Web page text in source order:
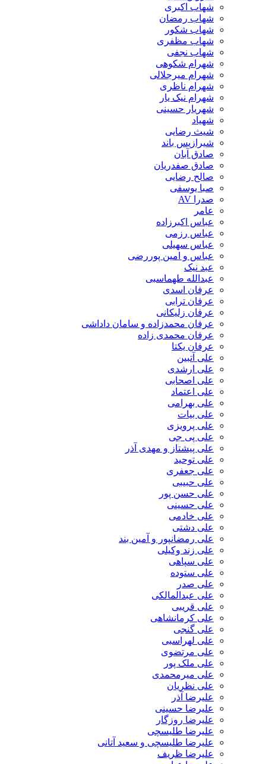
شهاب اکبری
شهاب رمضان
شهاب شکور
شهاب مظفری
شهاب نجفی
شهرام شکوهی
شهرام میرجلالی
شهرام ناظری
شهرام نیک یار
شهریار حسینی
شهیاد
شیث رضایی
شیرازیس باند
صادق آبان
صادق صفدریان
صالح رضایی
صبا یوسفی
صدرا AV
عامر
عباس اکبرزاده
عباس رزمی
عباس سهیلی
عباس و امین پوررضی
عبد نیک
عبدالله طهماسبی‎
عرفان اسدی
عرفان ترابی
عرفان زلیکانی
عرفان محمدزاده و سامان داداشی
عرفان محمدی زاده
عرفان یکتا
علی آتبین
علی ارشدی
علی اصحابی
علی اعتماد
علی بهرامی
علی بیات
علی پرویزی
علی پی جی
علی پیشتاز و مهدی آذر
علی توحید
علی جعفری
علی حبیبی
علی حسن پور
علی حسینی
علی خادمی
علی دشتی
علی رمضانپور و آمین بند
علی زند وکیلی
علی سپاهی
علی ستوده
علی صدر
علی عبدالمالکی
علی قریبی
علی کرمانشاهی
علی گنجی
علی لهراسبی
علی مرتضوی
علی ملک پور
علی میرمحمدی
علی نظریان
علیرضا آذر
علیرضا حسینی
علیرضا روزگار
علیرضا طلیسچی
علیرضا طلیسچی و سعید آتانی
علیرضا ظریف